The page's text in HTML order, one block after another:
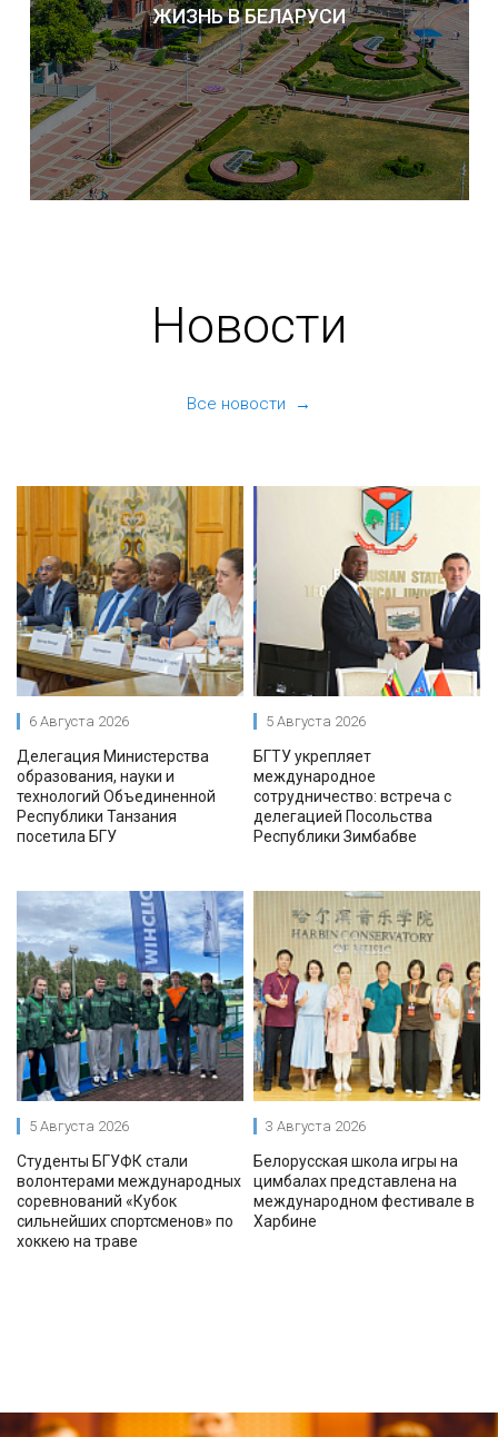
ЖИЗНЬ В БЕЛАРУСИ
Новости
Все новости →
6 Августа 2026
Делегация Министерства
образования, науки и
технологий Объединенной
Республики Танзания
посетила БГУ
5 Августа 2026
БГТУ укрепляет
международное
сотрудничество: встреча с
делегацией Посольства
Республики Зимбабве
5 Августа 2026
Студенты БГУФК стали
волонтерами международных
соревнований «Кубок
сильнейших спортсменов» по
хоккею на траве
3 Августа 2026
Белорусская школа игры на
цимбалах представлена на
международном фестивале в
Харбине